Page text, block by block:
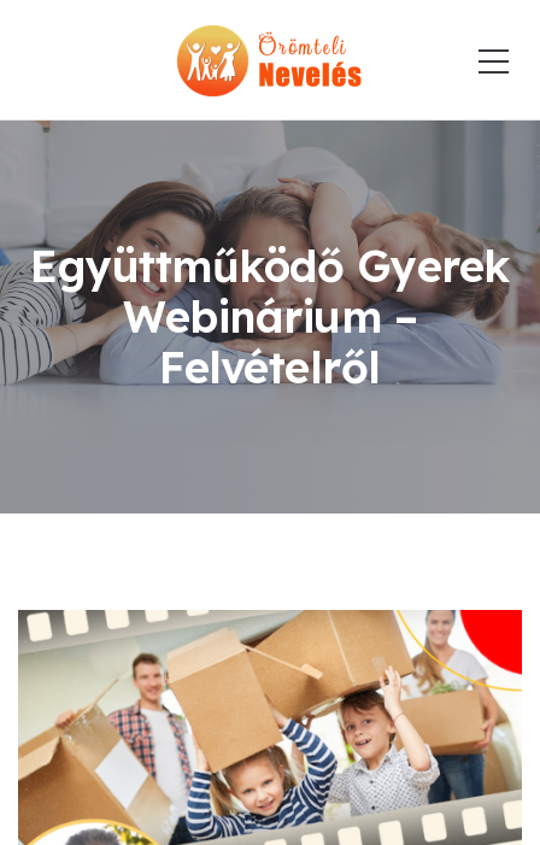
Együttműködő Gyerek
Webinárium –
Felvételről